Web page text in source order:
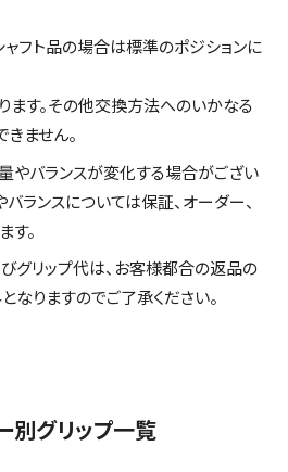
ャフト品の場合は標準のポジションに
ます。その他交換方法へのいかなる
ません。
やバランスが変化する場合がござい
ランスについては保証、オーダー、
す。
グリップ代は、お客様都合の返品の
りますのでご了承ください。
別グリップ一覧